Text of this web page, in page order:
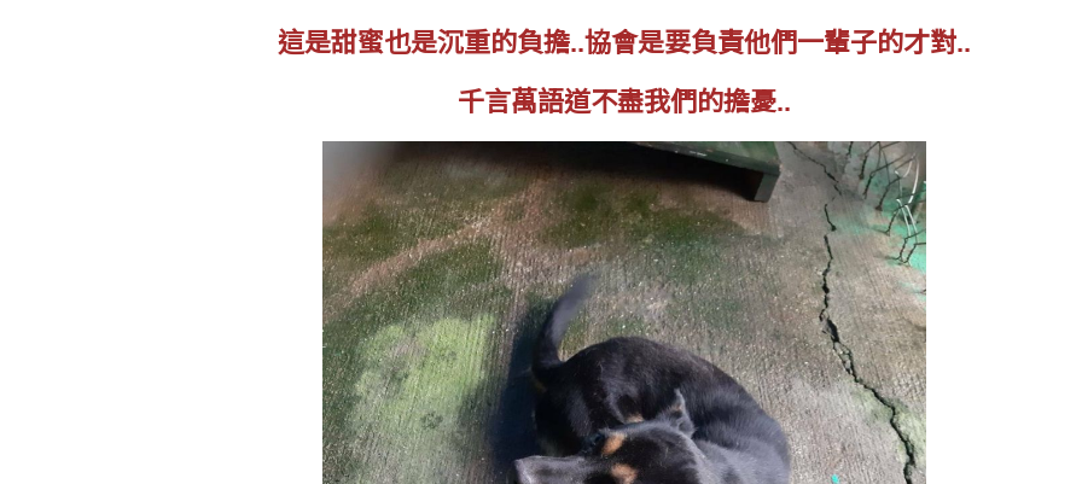
這是甜蜜也是沉重的負擔..協會是要負責他們一輩子的才對..
千言萬語道不盡我們的擔憂..